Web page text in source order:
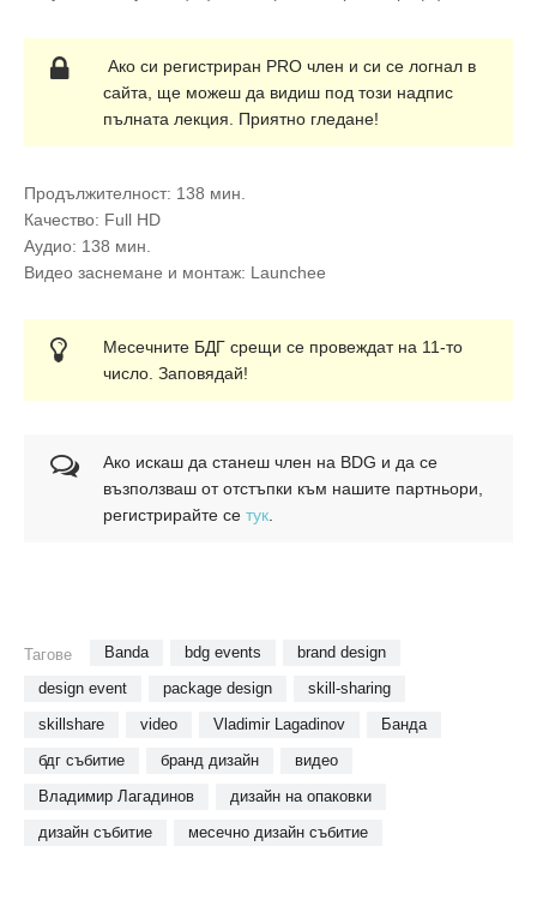
Ако си регистриран PRO член и си се логнал в
сайта, ще можеш да видиш под този надпис
пълната лекция. Приятно гледане!
Продължителност: 138 мин.
Качество: Full HD
Аудио: 138 мин.
Видео заснемане и монтаж: Launchee
Месечните БДГ срещи се провеждат на 11-то
число. Заповядай!
Ако искаш да станеш член на BDG и да се
възползваш от отстъпки към нашите партньори,
регистрирайте се тук
Тагове Banda bdg events
brand design
design event
package design
skill-sharing
skillshare
video Vladimir Lagadinov
Банда
бдг събитие
бранд дизайн
видео
Владимир Лагадинов
дизайн на опаковки
дизайн събитие
месечно дизайн събитие